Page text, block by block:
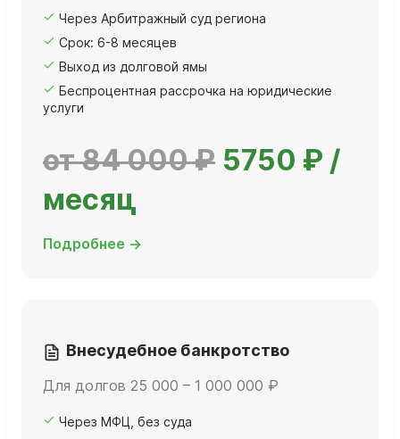
Через Арбитражный суд региона
Срок: 6-8 месяцев
Выход из долговой ямы
Беспроцентная рассрочка на юридические
услуги
от 84 000 ₽ 5750 ₽ /
месяц
Подробнее →
Внесудебное банкротство
Для долгов 25 000 – 1 000 000 ₽
Через МФЦ, без суда